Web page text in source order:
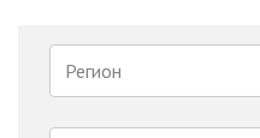
Регион